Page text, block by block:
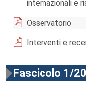
internazionali e
Osservatorio
Interventi e
Fascicolo 1/